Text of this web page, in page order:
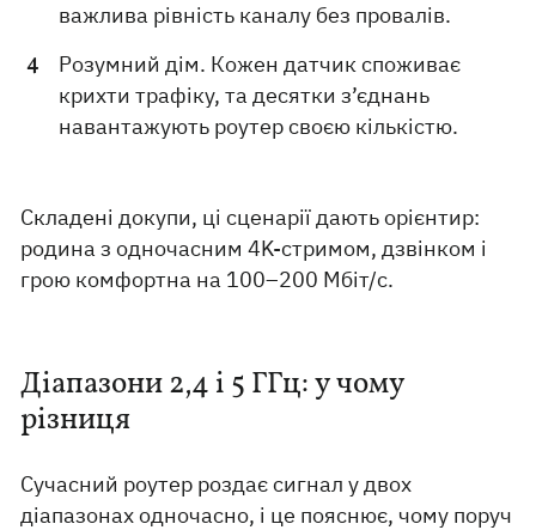
важлива рівність каналу без провалів.
Розумний дім. Кожен датчик споживає
крихти трафіку, та десятки з’єднань
навантажують роутер своєю кількістю.
Складені докупи, ці сценарії дають орієнтир:
родина з одночасним 4K-стримом, дзвінком і
грою комфортна на 100–200 Мбіт/с.
Діапазони 2,4 і 5 ГГц: у чому
різниця
Сучасний роутер роздає сигнал у двох
діапазонах одночасно, і це пояснює, чому поруч